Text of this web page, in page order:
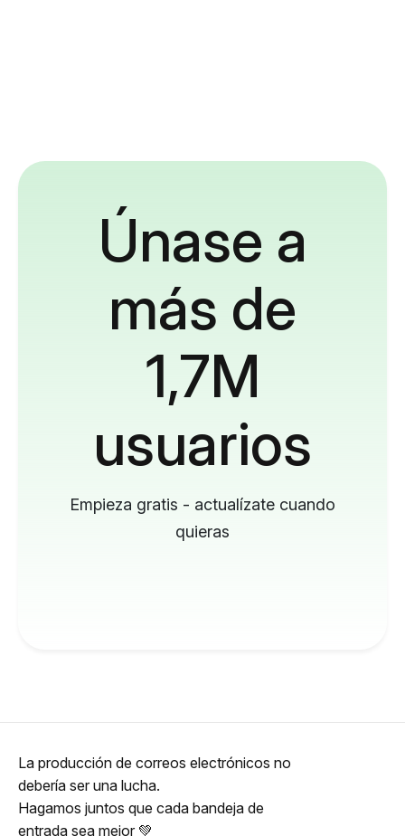
Únase a
más de
1,7M
usuarios
Empieza gratis - actualízate cuando
quieras
La producción de correos electrónicos no
debería ser una lucha.
Hagamos juntos que cada bandeja de
entrada sea mejor 💚